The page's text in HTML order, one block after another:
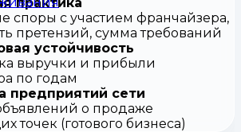
споры с участием франчайзера,
претензий, сумма требований
устойчивость
выручки и прибыли
по годам
предприятий сети
о продаже
точек (готового бизнеса)